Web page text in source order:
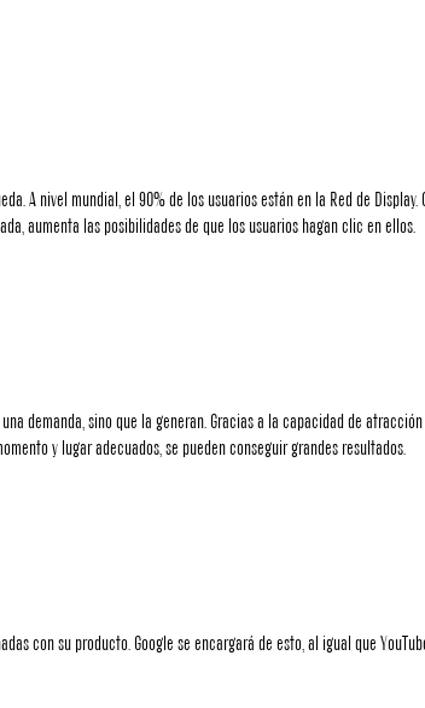
A nivel mundial, el 90% de los usuarios están en la Red de
aumenta las posibilidades de que los usuarios hagan clic en ellos.
demanda, sino que la generan. Gracias a la capacidad de
y lugar adecuados, se pueden conseguir grandes resultados.
con su producto. Google se encargará de esto, al igual que